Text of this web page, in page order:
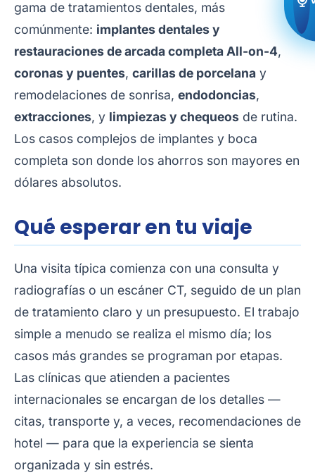
gama de tratamientos dentales, más
comúnmente: implantes dentales y
restauraciones de arcada completa All-on-4,
coronas y puentes, carillas de porcelana y
remodelaciones de sonrisa, endodoncias,
extracciones, y limpiezas y chequeos de rutina.
Los casos complejos de implantes y boca
completa son donde los ahorros son mayores en
dólares absolutos.
Qué esperar en tu viaje
Una visita típica comienza con una consulta y
radiografías o un escáner CT, seguido de un plan
de tratamiento claro y un presupuesto. El trabajo
simple a menudo se realiza el mismo día; los
casos más grandes se programan por etapas.
Las clínicas que atienden a pacientes
internacionales se encargan de los detalles —
citas, transporte y, a veces, recomendaciones de
hotel — para que la experiencia se sienta
organizada y sin estrés.